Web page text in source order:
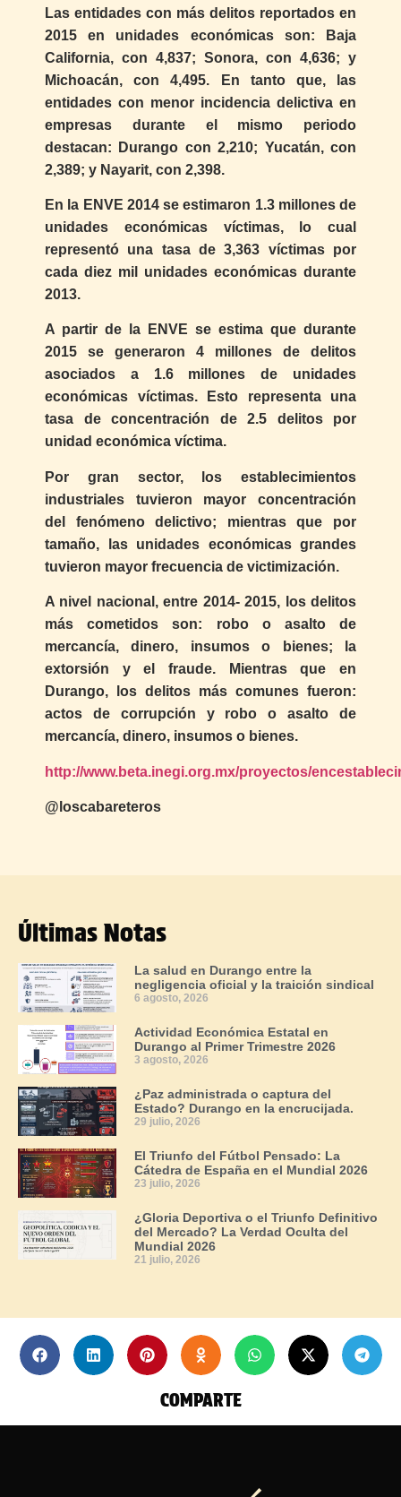
Las entidades con más delitos reportados en
2015 en unidades económicas son: Baja
California, con 4,837; Sonora, con 4,636; y
Michoacán, con 4,495. En tanto que, las
entidades con menor incidencia delictiva en
empresas durante el mismo periodo
destacan: Durango con 2,210; Yucatán, con
2,389; y Nayarit, con 2,398.
En la ENVE 2014 se estimaron 1.3 millones de
unidades económicas víctimas, lo cual
representó una tasa de 3,363 víctimas por
cada diez mil unidades económicas durante
2013.
A partir de la ENVE se estima que durante
2015 se generaron 4 millones de delitos
asociados a 1.6 millones de unidades
económicas víctimas. Esto representa una
tasa de concentración de 2.5 delitos por
unidad económica víctima.
Por gran sector, los establecimientos
industriales tuvieron mayor concentración
del fenómeno delictivo; mientras que por
tamaño, las unidades económicas grandes
tuvieron mayor frecuencia de victimización.
A nivel nacional, entre 2014- 2015, los delitos
más cometidos son: robo o asalto de
mercancía, dinero, insumos o bienes; la
extorsión y el fraude. Mientras que en
Durango, los delitos más comunes fueron:
actos de corrupción y robo o asalto de
mercancía, dinero, insumos o bienes.
http://www.beta.inegi.org.mx/proyectos/
@loscabareteros
Últimas Notas
La salud en Durango entre la
negligencia oficial y la traición sindical
6 agosto, 2026
Actividad Económica Estatal en
Durango al Primer Trimestre 2026
3 agosto, 2026
¿Paz administrada o captura del
Estado? Durango en la encrucijada.
29 julio, 2026
El Triunfo del Fútbol Pensado: La
Cátedra de España en el Mundial 2026
23 julio, 2026
¿Gloria Deportiva o el Triunfo Definitivo
del Mercado? La Verdad Oculta del
Mundial 2026
21 julio, 2026
COMPARTE